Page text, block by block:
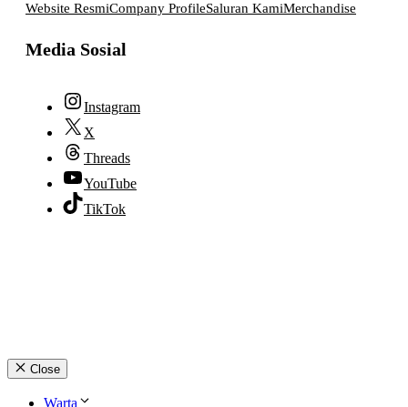
Website ResmiCompany ProfileSaluran KamiMerchandise
Media Sosial
Instagram
X
Threads
YouTube
TikTok
Close
Warta